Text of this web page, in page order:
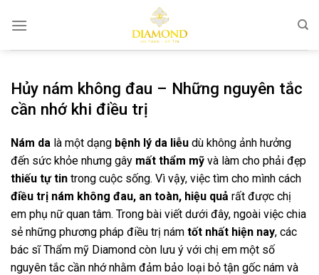
qua
Hủy nám không đau – Những nguyên tắc
cần nhớ khi điều trị
Nám da là một dạng bệnh lý da liễu dù không ảnh hưởng
đến sức khỏe nhưng gây mất thẩm mỹ và làm cho phải đẹp
thiếu tự tin trong cuộc sống. Vì vậy, việc tìm cho mình cách
điều trị nám không đau, an toàn, hiệu quả rất được chị
em phụ nữ quan tâm. Trong bài viết dưới đây, ngoài việc chia
sẻ những phương pháp điều trị nám tốt nhất hiện nay, các
bác sĩ Thẩm mỹ Diamond còn lưu ý với chị em một số
nguyên tắc cần nhớ nhằm đảm bảo loại bỏ tận gốc nám và